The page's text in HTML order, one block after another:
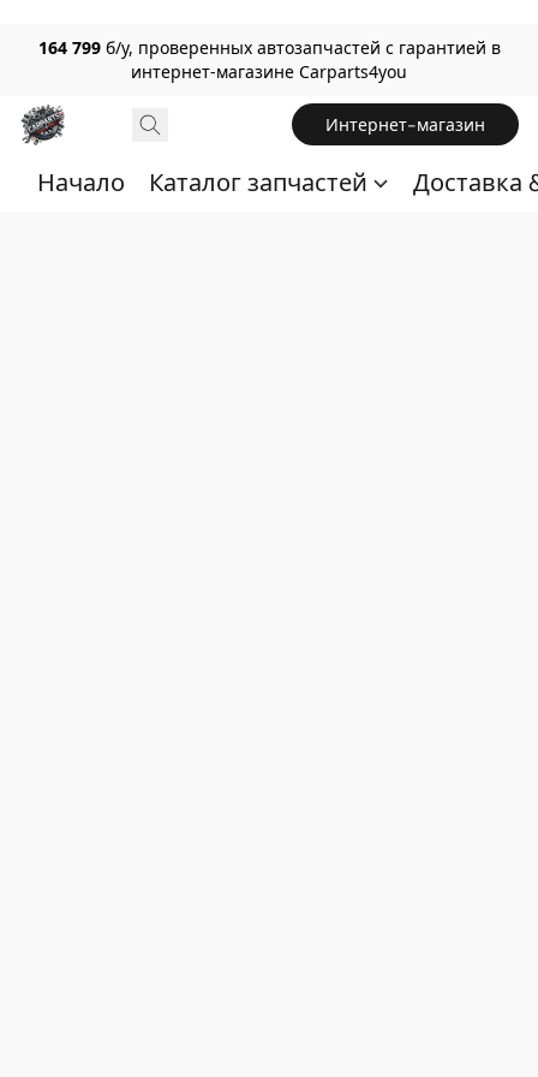
164 799 б/у, проверенных автозапчастей с гарантией в
интернет-магазине Carparts4you
Интернет-магазин
Начало Каталог запчастей Доставка